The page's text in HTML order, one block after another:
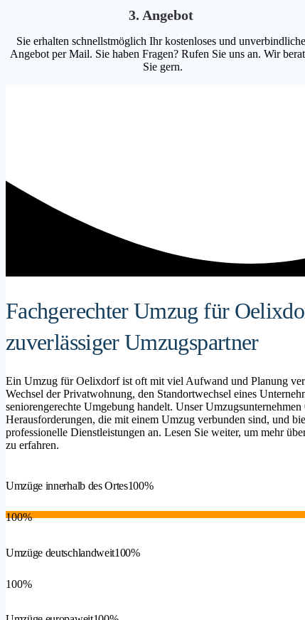
3. Angebot
Sie erhalten schnellstmöglich Ihr kostenloses und
Angebot per Mail. Sie haben Fragen? Rufen Sie uns an. Wir
Sie gern.
Fachgerechter Umzug für
zuverlässiger Umzugspartner
Ein Umzug für Oelixdorf ist oft mit viel Aufwand und Planung
Wechsel der Privatwohnung, den Standortwechsel eines
seniorengerechte Umgebung handelt. Unser
Herausforderungen, die mit einem Umzug verbunden sind, und
professionelle Dienstleistungen an. Lesen Sie weiter, um mehr
zu erfahren.
Umzüge innerhalb des Ortes100%
100%
Umzüge deutschlandweit100%
100%